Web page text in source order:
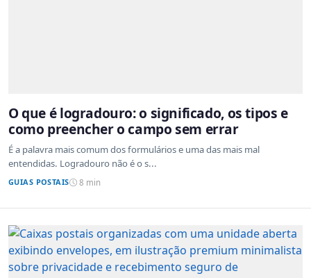
O que é logradouro: o significado, os tipos e
como preencher o campo sem errar
É a palavra mais comum dos formulários e uma das mais mal
entendidas. Logradouro não é o s...
GUIAS POSTAIS 8 min